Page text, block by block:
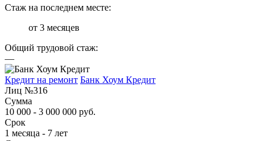
Стаж на последнем месте:
от 3 месяцев
Общий трудовой стаж:
—
Кредит на ремонт Банк Хоум Кредит
Лиц №316
Сумма
10 000 - 3 000 000 руб.
Срок
1 месяца - 7 лет